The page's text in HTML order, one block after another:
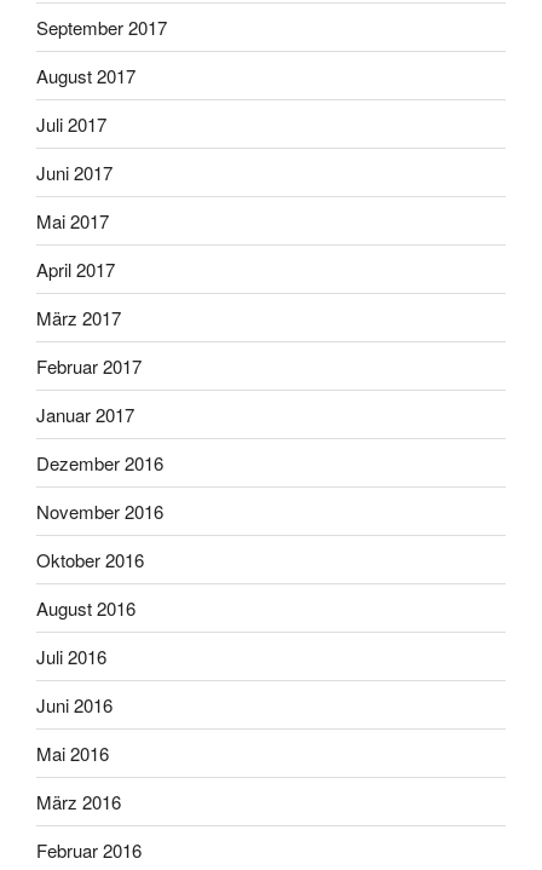
September 2017
August 2017
Juli 2017
Juni 2017
Mai 2017
April 2017
März 2017
Februar 2017
Januar 2017
Dezember 2016
November 2016
Oktober 2016
August 2016
Juli 2016
Juni 2016
Mai 2016
März 2016
Februar 2016